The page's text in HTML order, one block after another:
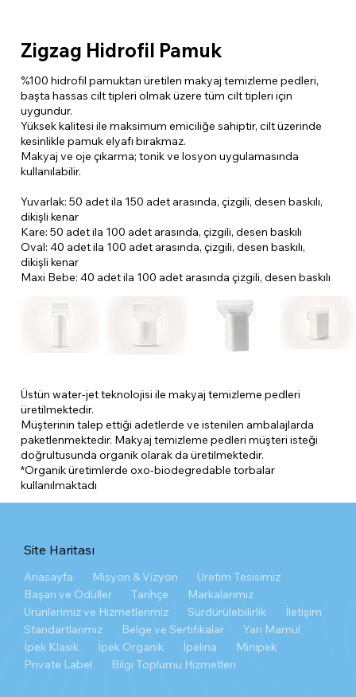
​Zigzag Hidrofil Pamuk
%100 hidrofil pamuktan üretilen makyaj temizleme pedleri,
başta hassas cilt tipleri olmak üzere tüm cilt tipleri için
uygundur.
Yüksek kalitesi ile maksimum emiciliğe sahiptir, cilt üzerinde
kesinlikle pamuk elyafı bırakmaz.
Makyaj ve oje çıkarma; tonik ve losyon uygulamasında
kullanılabilir.
Yuvarlak: 50 adet ila 150 adet arasında, çizgili, desen baskılı,
dikişli kenar
Kare: 50 adet ila 100 adet arasında, çizgili, desen baskılı
Oval: 40 adet ila 100 adet arasında, çizgili, desen baskılı,
dikişli kenar
Maxi Bebe: 40 adet ila 100 adet arasında çizgili, desen baskılı
Üstün water-jet teknolojisi ile makyaj temizleme pedleri
üretilmektedir.
Müşterinin talep ettiği adetlerde ve istenilen ambalajlarda
paketlenmektedir. Makyaj temizleme pedleri müşteri isteği
doğrultusunda organik olarak da üretilmektedir.
*Organik üretimlerde oxo-biodegredable torbalar
kullanılmaktadı
Site Haritası
Anasayfa Misyon & Vizyon
Üretim Tesisimiz
Başarı ve Ödüller
Tarihçe
Markalarımız
Ürünlerimiz ve Hizmetlerimiz
Sürdürülebilirlik
İletişim
Standartlarımız
Belge ve Sertifikalar
Yarı Mamul
İpek Klasik
İpek Organik İpelina
Minipek
Private Label
Bilgi Toplumu Hizmetleri